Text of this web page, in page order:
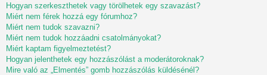
Hogyan szerkeszthetek vagy törölhetek egy szavazást?
Miért nem férek hozzá egy fórumhoz?
Miért nem tudok szavazni?
Miért nem tudok hozzáadni csatolmányokat?
Miért kaptam figyelmeztetést?
Hogyan jelenthetek egy hozzászólást a moderátoroknak?
Mire való az „Elmentés” gomb hozzászólás küldésénél?